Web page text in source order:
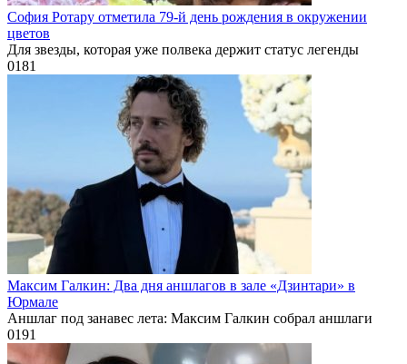
София Ротару отметила 79-й день рождения в окружении
цветов
Для звезды, которая уже полвека держит статус легенды
0181
Максим Галкин: Два дня аншлагов в зале «Дзинтари» в
Юрмале
Аншлаг под занавес лета: Максим Галкин собрал аншлаги
0191